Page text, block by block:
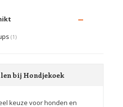
(1)
bij Hondjekoek
keuze voor honden en